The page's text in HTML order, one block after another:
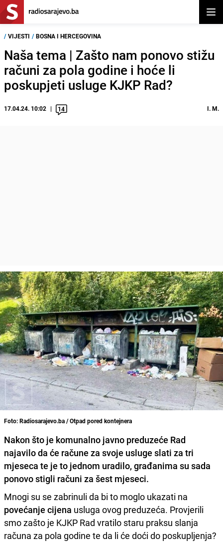
/ VIJESTI / BOSNA I HERCEGOVINA
Naša tema | Zašto nam ponovo stižu
računi za pola godine i hoće li
poskupjeti usluge KJKP Rad?
17.04.24. 10:02 14 I. M.
Foto: Radiosarajevo.ba / Otpad pored kontejnera
Nakon što je komunalno javno preduzeće Rad
najavilo da će račune za svoje usluge slati za tri
mjeseca te je to jednom uradilo, građanima su sada
ponovo stigli računi za šest mjeseci.
Mnogi su se zabrinuli da bi to moglo ukazati na
povećanje cijena usluga ovog preduzeća. Provjerili
smo zašto je KJKP Rad vratilo staru praksu slanja
računa za pola godine te da li će doći do poskupljenja?